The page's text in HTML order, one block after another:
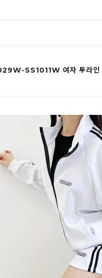
SS1011W 여자 투라인